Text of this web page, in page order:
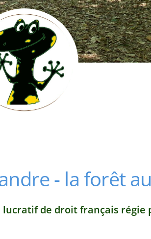
- la forêt
de droit français régie